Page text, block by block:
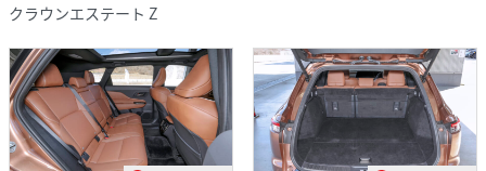
クラウンエステート Z